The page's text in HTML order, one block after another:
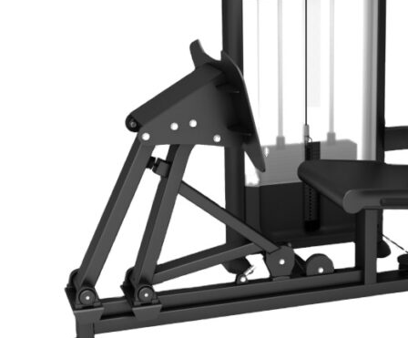
Máy tập phục hồi chức năng Spirit
Strength Spirit
SP3 Serie Strength Spirit
SP4 Serie Strength Spirit
Robot Spirit
Free weight Spirit
Tiger Sport Serie
Cardio Tiger Sport
Máy chạy bộ Tiger Sport
Xe đạp tập Tiger Sport
Xe đạp ngồi có tựa lưng Tiger Sport
Máy trượt tuyết Tiger Sport
Máy chèo thuyền Tiger Sport
Strength Tiger Sport
TGP Serie Strength
TGP 20 Serie Strength
TGS Serie Strength
TGF Serie Strength